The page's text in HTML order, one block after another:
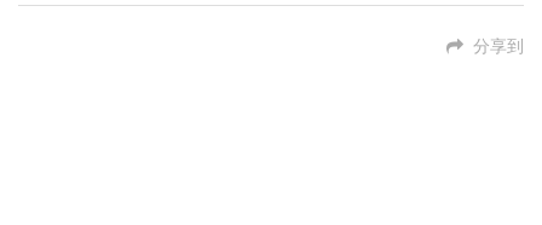
分享到